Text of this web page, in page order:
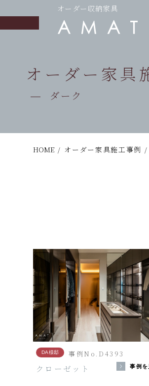
オーダー収納家具
オーダー家具
ダーク
HOME / オーダー家具施工事例 /
DA様邸 事例No.D4393
クローゼット 事例を